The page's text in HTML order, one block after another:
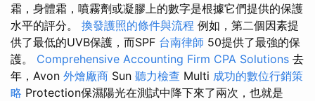
霜，身體霜，噴霧劑或凝膠上的數字是根據它們提供的保護
水平的評分。 換發護照的條件與流程 例如，第二個因素提
供了最低的UVB保護，而SPF 台南律師 50提供了最強的保
護。 Comprehensive Accounting Firm CPA Solutions 去
年，Avon 外燴廠商 Sun 聽力檢查 Multi 成功的數位行銷策
略 Protection保濕陽光在測試中降下來了兩次，也就是